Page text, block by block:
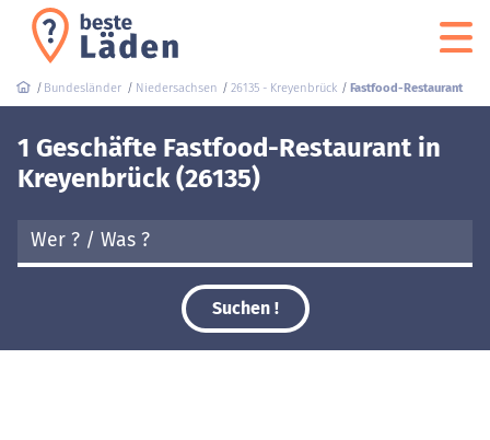
Bundesländer Niedersachsen 26135 - Kreyenbrück Fastfood-Restaurant
1 Geschäfte Fastfood-Restaurant in
Kreyenbrück (26135)
Suchen !